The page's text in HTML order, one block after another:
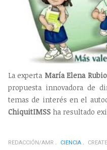
La experta María Elena
propuesta innovadora de
temas de interés en el
ChiquitIMSS ha resultado
REDACCIÓN/AMR CIENCIA